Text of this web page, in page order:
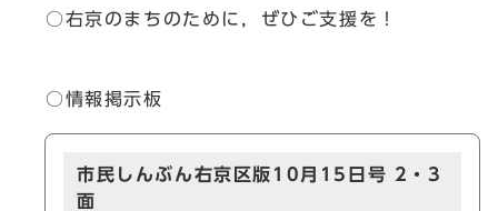
○右京のまちのために，ぜひご支援を！
○情報掲示板
市民しんぶん右京区版10月15日号 2・3
面